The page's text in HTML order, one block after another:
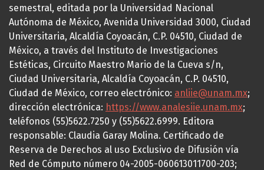
semestral, editada por la Universidad Nacional
Autónoma de México, Avenida Universidad 3000, Ciudad
Universitaria, Alcaldía Coyoacán, C.P. 04510, Ciudad de
México, a través del Instituto de Investigaciones
Estéticas, Circuito Maestro Mario de la Cueva s/n,
Ciudad Universitaria, Alcaldía Coyoacán, C.P. 04510,
Ciudad de México, correo electrónico: anliie@unam.mx;
dirección electrónica: https://www.analesiie.unam.mx;
teléfonos (55)5622.7250 y (55)5622.6999. Editora
responsable: Claudia Garay Molina. Certificado de
Reserva de Derechos al uso Exclusivo de Difusión vía
Red de Cómputo número 04-2005-060613011700-203;